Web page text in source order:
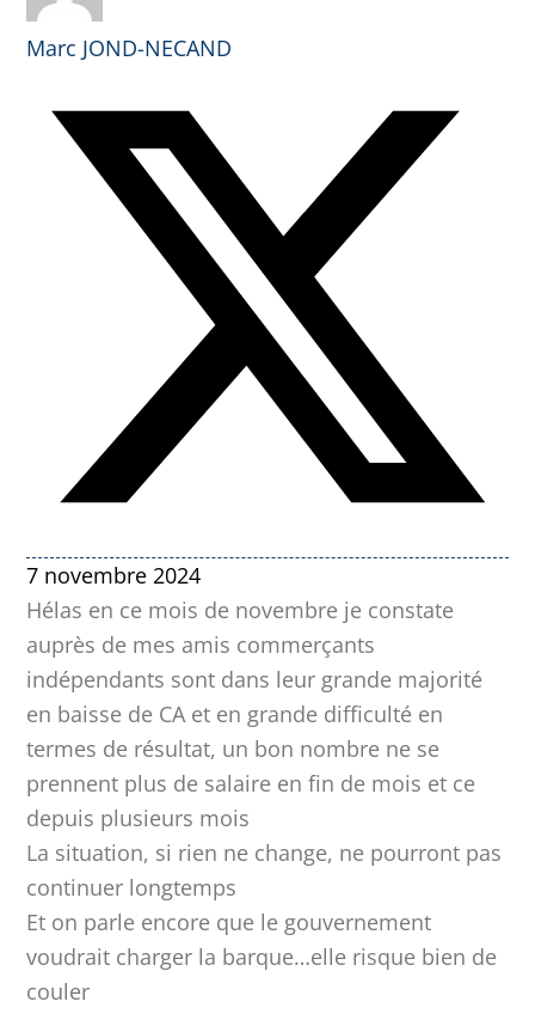
Marc JOND-NECAND
7 novembre 2024
Hélas en ce mois de novembre je constate
auprès de mes amis commerçants
indépendants sont dans leur grande majorité
en baisse de CA et en grande difficulté en
termes de résultat, un bon nombre ne se
prennent plus de salaire en fin de mois et ce
depuis plusieurs mois
La situation, si rien ne change, ne pourront pas
continuer longtemps
Et on parle encore que le gouvernement
voudrait charger la barque…elle risque bien de
couler